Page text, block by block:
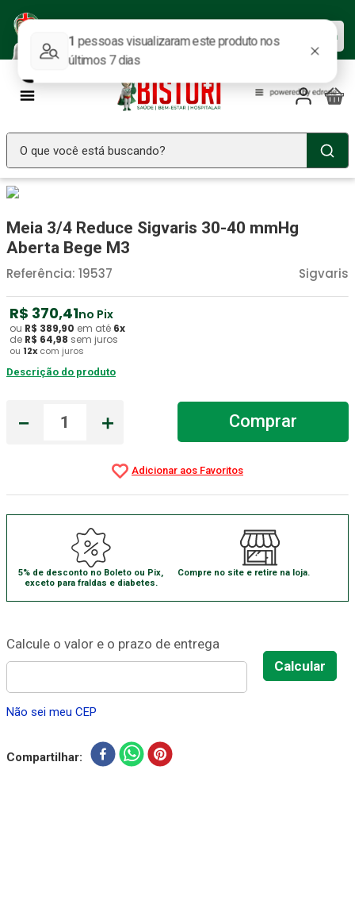
ofertas.
Baixar agora
O que você está buscando?
Meia 3/4 Reduce Sigvaris 30-40 mmHg
Aberta Bege M3
Sigvaris
Referência: 19537
R$ 370,41no Pix
ou R$ 389,90 em até 6x
de R$ 64,98 sem juros
ou 12x com juros
Descrição do produto
＋
－ Comprar
5% de desconto no Boleto ou Pix,
exceto para fraldas e diabetes.
Compre no site e retire na loja.
Não sei meu CEP
Compartilhar
2º Fralda Geriatrica
3º Luva Latex
4º Estetoscopio Littmann
5 º Littmann
6º Absorvente Geriatrico
7º Gaze Esteril